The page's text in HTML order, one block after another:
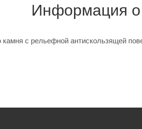
Информация о
камня с рельефной антискользящей